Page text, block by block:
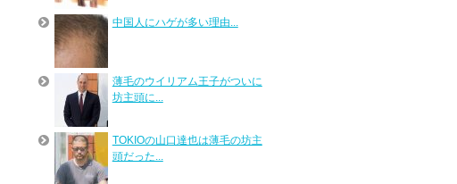
中国人にハゲが多い理由...
薄毛のウイリアム王子がついに
坊主頭に...
TOKIOの山口達也は薄毛の坊主
頭だった...